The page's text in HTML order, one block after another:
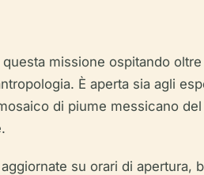
questa missione ospitando
È aperta sia agli
di piume messicano
su orari di